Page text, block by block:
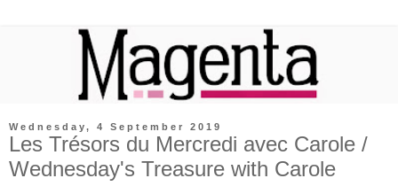
Wednesday, 4 September 2019
Les Trésors du Mercredi avec Carole /
Wednesday's Treasure with Carole